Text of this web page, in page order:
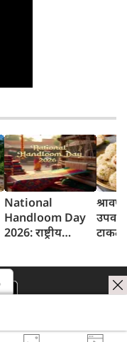
National
Handloom Day
2026: राष्ट्रीय